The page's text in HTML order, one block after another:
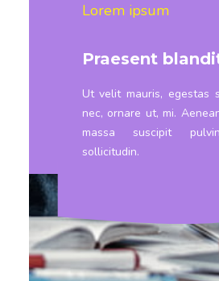
Lorem ipsum
Praesent
Ut velit mauris, egestas
nec, ornare ut, mi.
massa suscipit
sollicitudin.